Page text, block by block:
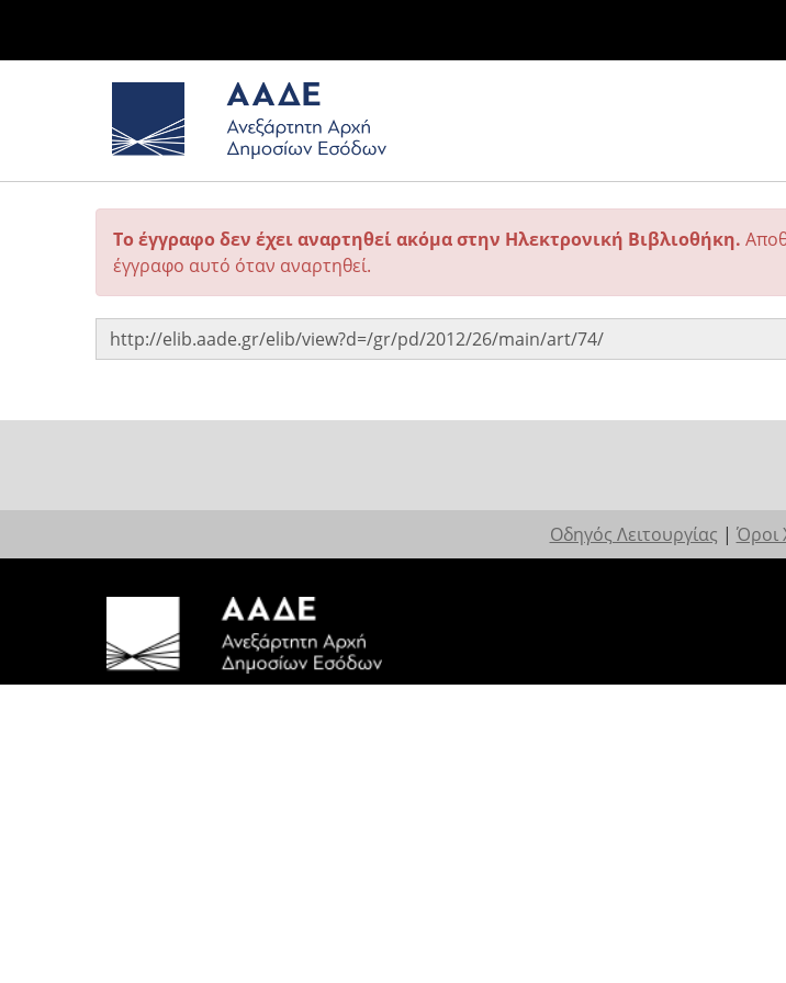
Το έγγραφο δεν έχει αναρτηθεί ακόμα στην Ηλεκτρονική Βιβλιοθήκη.
έγγραφο αυτό όταν αναρτηθεί.
Οδηγός Λειτουργίας | Όροι